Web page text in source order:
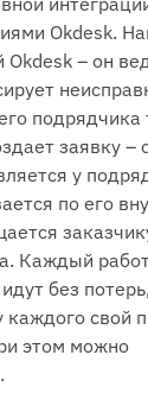
Okdesk.
Okdesk – он
подрядчика
заявку –
у
по его
Каждый
без
каждого свой
этом можно